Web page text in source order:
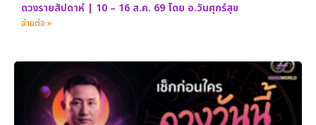
ดวงรายสัปดาห์ | 10 – 16 ส.ค. 69 โดย อ.วันศุกร์สุข
อ่านต่อ »